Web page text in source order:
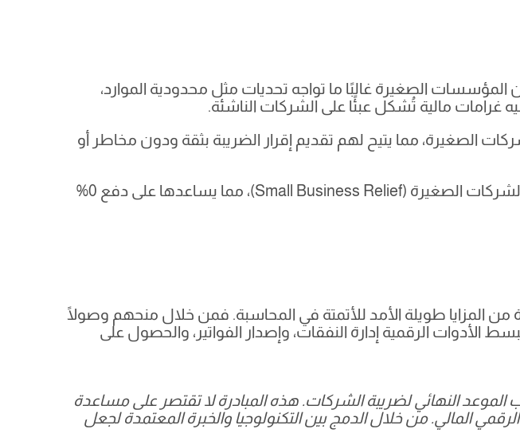
الصغيرة غالبًا ما تواجه تحديات مثل محدودية الموارد،
غرامات مالية تُشكل عبئًا على الشركات الناشئة.
الصغيرة، مما يتيح لهم تقديم إقرار الضريبة بثقة ودون مخاطر أو
كما تتولى “مزيد” أيضًا التقديم نيابة عن الشركات المؤهلة للحصول على إعفاء الشركات الصغيرة (Small Business Relief)، مما يساعدها على دفع 0%
من المزايا طويلة الأمد للأتمتة في المحاسبة. فمن خلال منحهم وصولًا
الأدوات الرقمية إدارة النفقات، وإصدار الفواتير، والحصول على
النهائي لضريبة الشركات. هذه المبادرة لا تقتصر على مساعدة
المالي. من خلال الدمج بين التكنولوجيا والخبرة المعتمدة لجعل